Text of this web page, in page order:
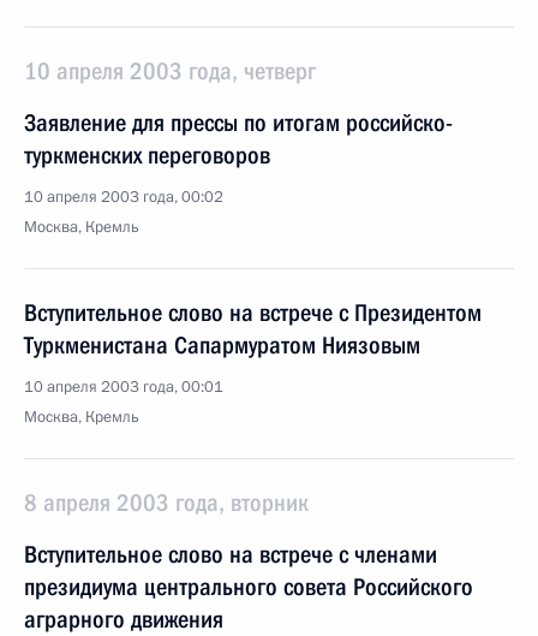
10 апреля 2003 года, четверг
Заявление для прессы по итогам российско-
туркменских переговоров
10 апреля 2003 года, 00:02
Москва, Кремль
Вступительное слово на встрече с Президентом
Туркменистана Сапармуратом Ниязовым
10 апреля 2003 года, 00:01
Москва, Кремль
8 апреля 2003 года, вторник
Вступительное слово на встрече с членами
президиума центрального совета Российского
аграрного движения